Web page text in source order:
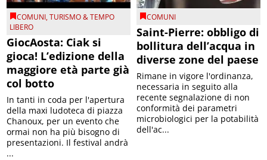
COMUNI,TURISMO & TEMPO
LIBERO
GiocAosta: Ciak si
gioca! L’edizione della
maggiore età parte già
col botto
In tanti in coda per l'apertura
della maxi ludoteca di piazza
Chanoux, per un evento che
ormai non ha più bisogno di
presentazioni. Il festival andrà
...
COMUNI
Saint-Pierre: obbligo di
bollitura dell’acqua in
diverse zone del paese
Rimane in vigore l'ordinanza,
necessaria in seguito alla
recente segnalazione di non
conformità dei parametri
microbiologici per la potabilità
dell'ac...